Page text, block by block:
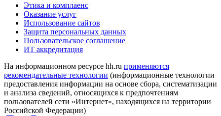
Этика и комплаенс
Оказание услуг
Использование сайтов
Защита персональных данных
Пользовательское соглашение
ИТ аккредитация
На информационном ресурсе hh.ru применяются
рекомендательные технологии (информационные технологии
предоставления информации на основе сбора, систематизации
и анализа сведений, относящихся к предпочтениям
пользователей сети «Интернет», находящихся на территории
Российской Федерации)